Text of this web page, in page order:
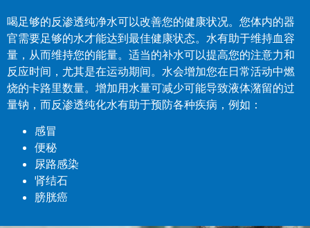
喝足够的反渗透纯净水可以改善您的健康状况。您体内的器
官需要足够的水才能达到最佳健康状态。水有助于维持血容
量，从而维持您的能量。适当的补水可以提高您的注意力和
反应时间，尤其是在运动期间。水会增加您在日常活动中燃
烧的卡路里数量。增加用水量可减少可能导致液体潴留的过
量钠，而反渗透纯化水有助于预防各种疾病，例如：
感冒
便秘
尿路感染
肾结石
膀胱癌